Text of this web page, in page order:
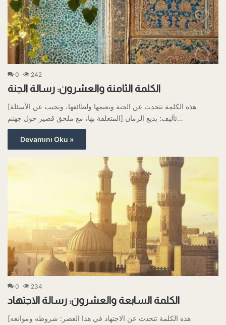
0 242
الكلمة الثامنة والعشرون: رسالة الجنة
[هذه الكلمة تتحدث عن الجنة ونعيمها ولطائفها، وتجيب عن الأسئلة
المتعلقة بها، مع ملحق قصير حول جهنم] تأليف: بديع الزمان…
Devamını Oku »
0 234
الكلمة السابعة والعشرون: رسالة الاجتهاد
[هذه الكلمة تتحدث عن الاجتهاد في هذا العصر: شروطه وموانعه